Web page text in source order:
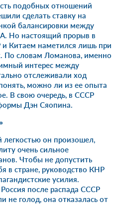
подобных отношений
сделать ставку на
балансировки между
Но настоящий прорыв в
Китаем наметился лишь при
По словам Ломанова, именно
интерес между
отслеживали ход
можно ли из ее опыта
В свою очередь, в СССР
Дэн Сяопина.
легкостью он произошел,
очень сильное
Чтобы не допустить
в стране, руководство КНР
усилия.
после распада СССР
не голод, она отказалась от